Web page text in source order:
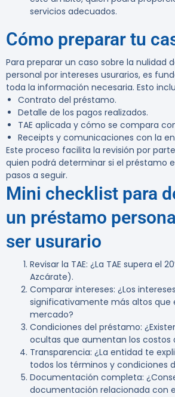
servicios adecuados.
Cómo preparar tu
Para preparar un caso sobre la nulidad
personal por intereses usurarios, es
toda la información necesaria. Esto
Contrato del préstamo.
Detalle de los pagos realizados.
TAE aplicada y cómo se compara
Receipts y comunicaciones con la
Este proceso facilita la revisión por
quien podrá determinar si el préstamo
pasos a seguir.
Mini checklist para
un préstamo
ser usurario
Revisar la TAE: ¿La TAE supera el
Azcárate).
Comparar intereses: ¿Los
significativamente más altos que
mercado?
Condiciones del préstamo:
ocultas que aumentan los costos
Transparencia: ¿La entidad te
todos los términos y condiciones
Documentación completa:
documentación relacionada con